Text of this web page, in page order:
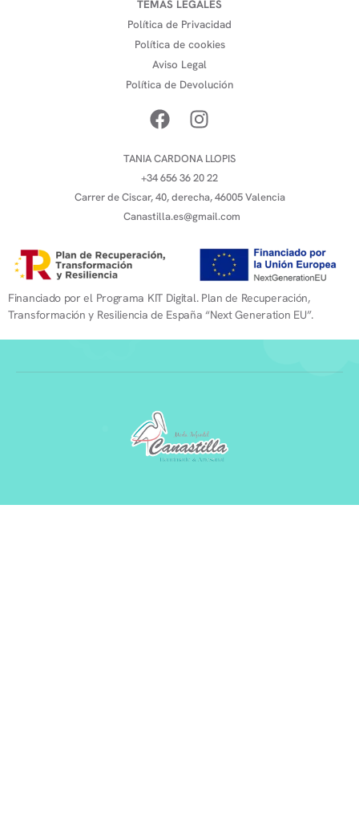
TEMAS LEGALES
Política de Privacidad
Política de cookies
Aviso Legal
Política de Devolución
TANIA CARDONA LLOPIS
+34 656 36 20 22
Carrer de Ciscar, 40, derecha, 46005 Valencia
Canastilla.es@gmail.com
Financiado por el Programa KIT Digital. Plan de Recuperación,
Transformación y Resiliencia de España “Next Generation EU”.